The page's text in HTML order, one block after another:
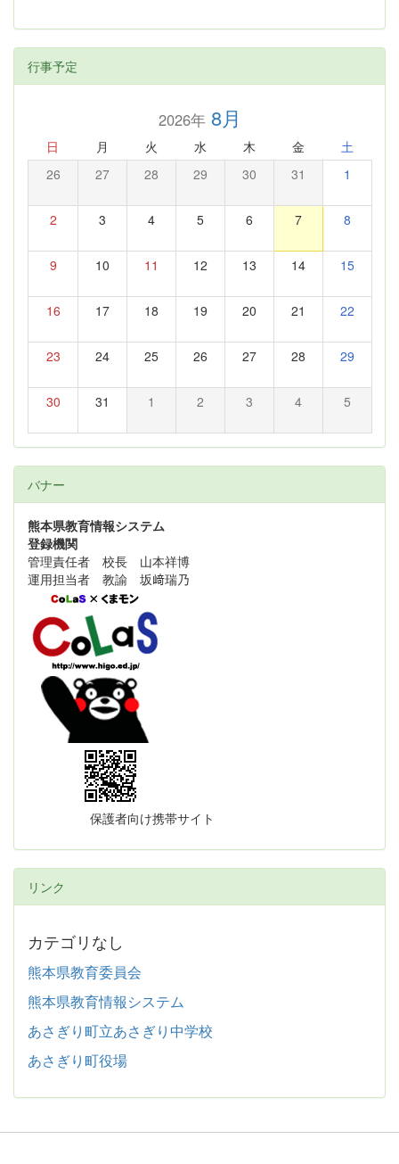
行事予定
2026年8月
日 月 火 水 木 金 土
26 27 28 29 30 31 1
2 3 4 5 6 7 8
9 10 11 12 13 14 15
16 17 18 19 20 21 22
23 24 25 26 27 28 29
30 31 1 2 3 4 5
バナー
熊本県教育情報システム
登録機関
管理責任者 校長 山本祥博
運用担当者 教諭 坂﨑瑞乃
保護者向け携帯サイト
リンク
カテゴリなし
熊本県教育委員会
熊本県教育情報システム
あさぎり町立あさぎり中学校
あさぎり町役場